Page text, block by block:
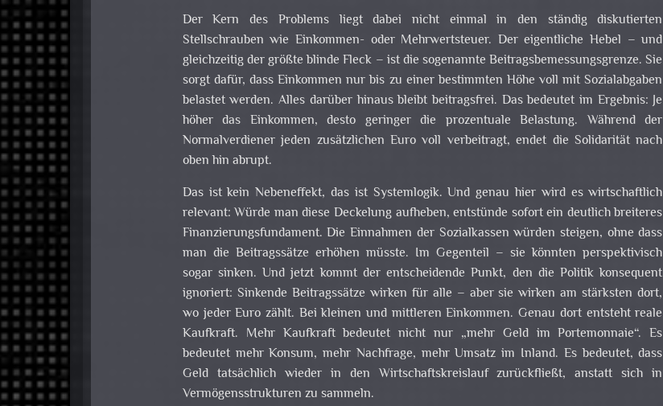
Der Kern des Problems liegt dabei nicht einmal in den ständig diskutierten
Stellschrauben wie Einkommen- oder Mehrwertsteuer. Der eigentliche Hebel – und
gleichzeitig der größte blinde Fleck – ist die sogenannte Beitragsbemessungsgrenze. Sie
sorgt dafür, dass Einkommen nur bis zu einer bestimmten Höhe voll mit Sozialabgaben
belastet werden. Alles darüber hinaus bleibt beitragsfrei. Das bedeutet im Ergebnis: Je
höher das Einkommen, desto geringer die prozentuale Belastung. Während der
Normalverdiener jeden zusätzlichen Euro voll verbeitragt, endet die Solidarität nach
oben hin abrupt.
Das ist kein Nebeneffekt, das ist Systemlogik. Und genau hier wird es wirtschaftlich
relevant: Würde man diese Deckelung aufheben, entstünde sofort ein deutlich breiteres
Finanzierungsfundament. Die Einnahmen der Sozialkassen würden steigen, ohne dass
man die Beitragssätze erhöhen müsste. Im Gegenteil – sie könnten perspektivisch
sogar sinken. Und jetzt kommt der entscheidende Punkt, den die Politik konsequent
ignoriert: Sinkende Beitragssätze wirken für alle – aber sie wirken am stärksten dort,
wo jeder Euro zählt. Bei kleinen und mittleren Einkommen. Genau dort entsteht reale
Kaufkraft. Mehr Kaufkraft bedeutet nicht nur „mehr Geld im Portemonnaie“. Es
bedeutet mehr Konsum, mehr Nachfrage, mehr Umsatz im Inland. Es bedeutet, dass
Geld tatsächlich wieder in den Wirtschaftskreislauf zurückfließt, anstatt sich in
Vermögensstrukturen zu sammeln.